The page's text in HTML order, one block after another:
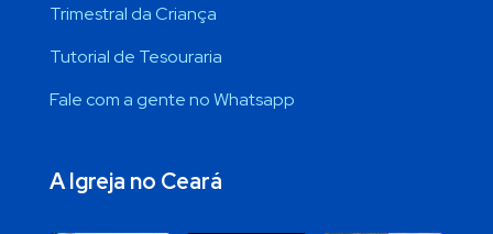
Trimestral da Criança
Tutorial de Tesouraria
Fale com a gente no Whatsapp
A Igreja no Ceará